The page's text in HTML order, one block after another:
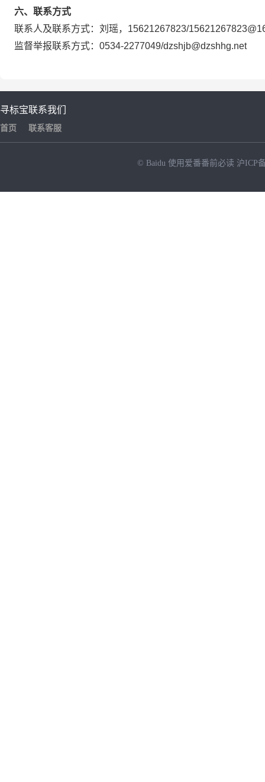
六、联系方式
联系人及联系方式：刘瑶，15621267823/
监督举报联系方式：0534-2277049/dzshjb@dzshhg.net
寻标宝
首页
联系我们
联系客服
© Baidu 使用爱番番前必读 沪ICP